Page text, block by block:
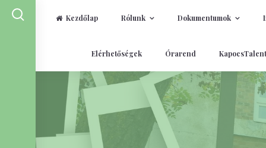
Kezdőlap Rólunk Dokumentumok
Elérhetőségek Órarend